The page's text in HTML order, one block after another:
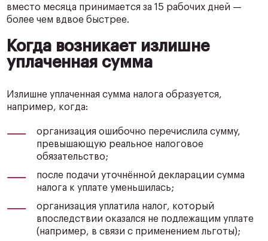
вместо месяца принимается за 15 рабочих дней —
более чем вдвое быстрее.
Когда возникает излишне
уплаченная сумма
Излишне уплаченная сумма налога образуется,
например, когда:
организация ошибочно перечислила сумму,
превышающую реальное налоговое
обязательство;
после подачи уточнённой декларации сумма
налога к уплате уменьшилась;
организация уплатила налог, который
впоследствии оказался не подлежащим уплате
(например, в связи с применением льготы);